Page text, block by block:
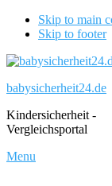
Skip to main
Skip to footer
babysicherheit24.de
Kindersicherheit -
Vergleichsportal
Menu